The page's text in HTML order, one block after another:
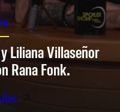
Liliana Villaseñor
Rana Fonk.